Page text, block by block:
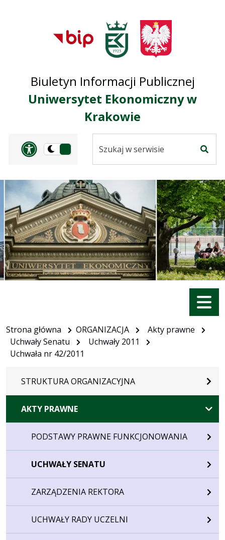
Przejdź do
głównego menu
Przejdź do treści
Przejdź do mapy
serwisu
Biuletyn Informacji Publicznej
Uniwersytet Ekonomiczny w
Krakowie
Panel dostosowania
Przełącz
ciemną
serwisie
Menu
Strona główna ORGANIZACJA
Akty prawne
Uchwały Senatu
Uchwały 2011
Uchwała nr 42/2011
STRUKTURA ORGANIZACYJNA
AKTY PRAWNE
PODSTAWY PRAWNE FUNKCJONOWANIA
UCHWAŁY SENATU
ZARZĄDZENIA REKTORA
UCHWAŁY RADY UCZELNI